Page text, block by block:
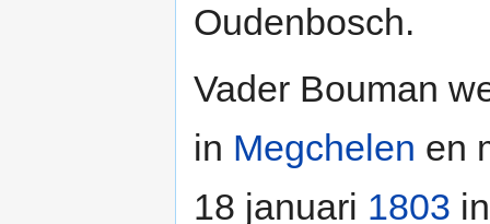
Oudenbosch.
Vader Bouman
in Megchelen en
18 januari 1803